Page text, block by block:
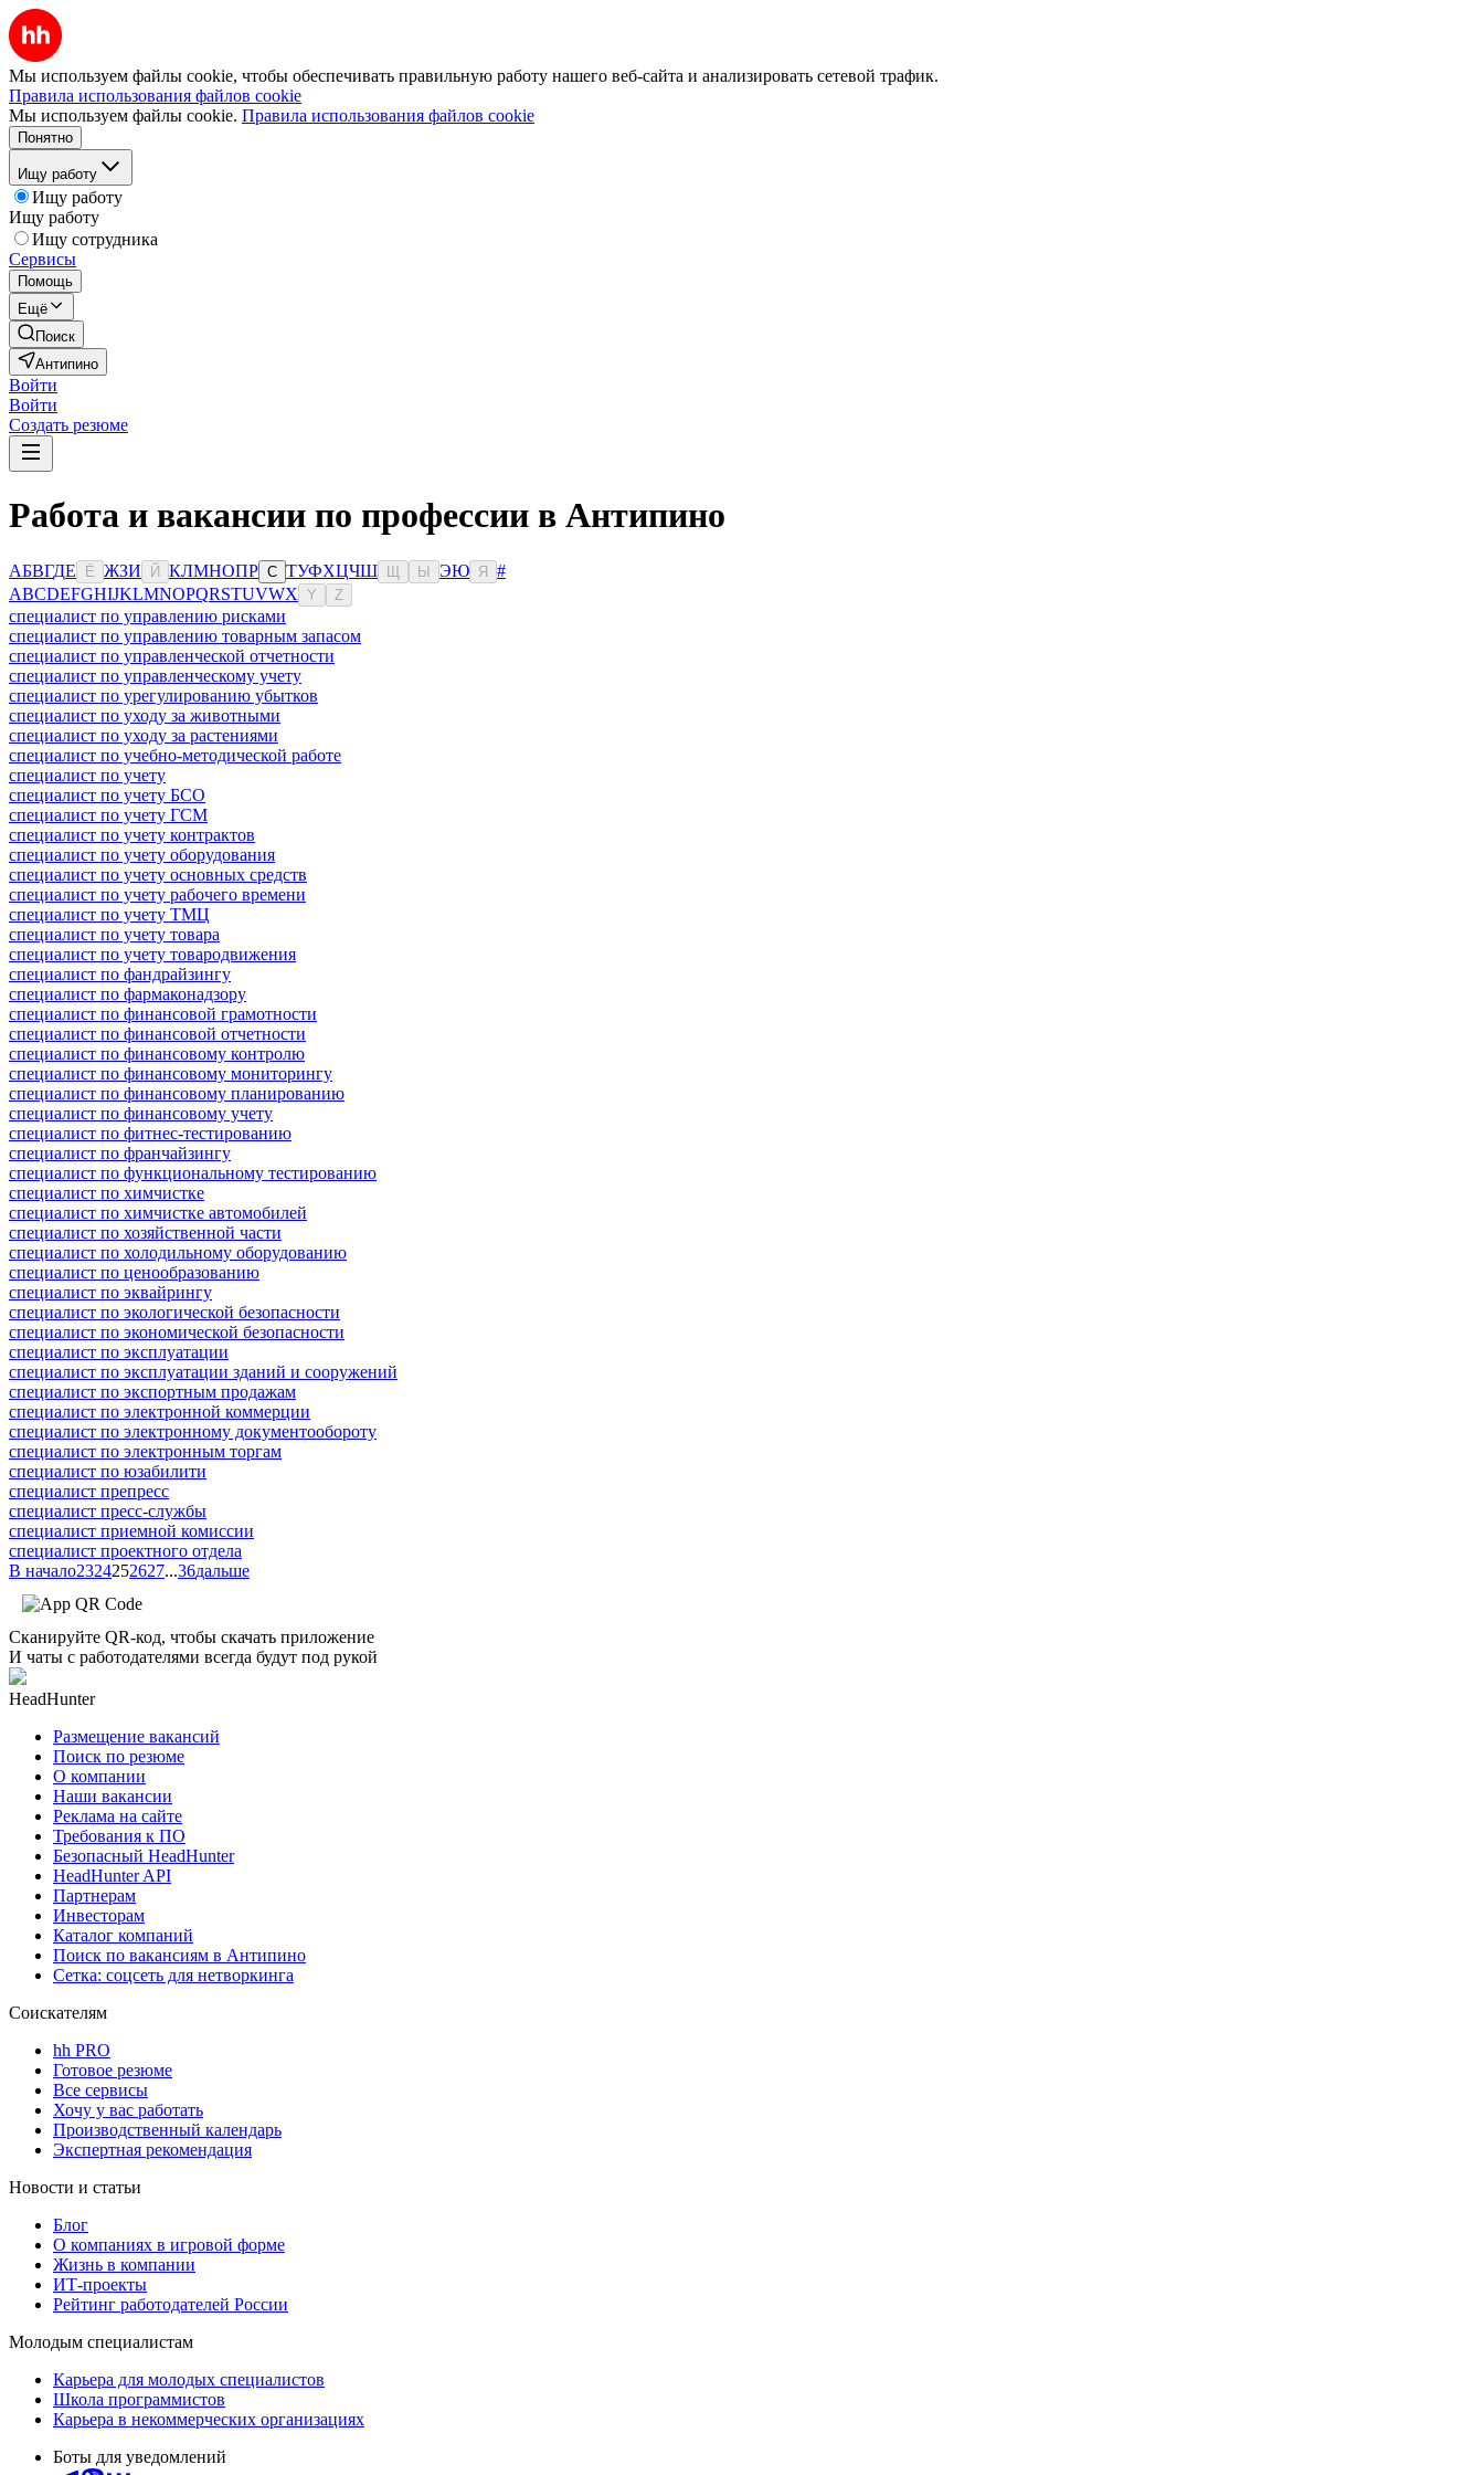
Мы используем файлы cookie, чтобы обеспечивать правильную работу нашего веб-сайта и анализировать сетевой трафик.
Правила использования файлов cookie
Мы используем файлы cookie. Правила использования файлов cookie
Понятно
Ищу работу
Ищу работу
Ищу работу
Ищу сотрудника
Сервисы
Помощь
Ещё
Поиск
Антипино
Войти
Войти
Создать резюме
Работа и вакансии по профессии в Антипино
АБВГДЕ Ё ЖЗИ Й КЛМНОПР С ТУФХЦЧШ Ы ЭЮ Я
#
ABCDEFGHIJKLMNOPQRSTUVWX Y Z
специалист по управлению рисками
специалист по управлению товарным запасом
специалист по управленческой отчетности
специалист по управленческому учету
специалист по урегулированию убытков
специалист по уходу за животными
специалист по уходу за растениями
специалист по учебно-методической работе
специалист по учету
специалист по учету БСО
специалист по учету ГСМ
специалист по учету контрактов
специалист по учету оборудования
специалист по учету основных средств
специалист по учету рабочего времени
специалист по учету ТМЦ
специалист по учету товара
специалист по учету товародвижения
специалист по фандрайзингу
специалист по фармаконадзору
специалист по финансовой грамотности
специалист по финансовой отчетности
специалист по финансовому контролю
специалист по финансовому мониторингу
специалист по финансовому планированию
специалист по финансовому учету
специалист по фитнес-тестированию
специалист по франчайзингу
специалист по функциональному тестированию
специалист по химчистке
специалист по химчистке автомобилей
специалист по хозяйственной части
специалист по холодильному оборудованию
специалист по ценообразованию
специалист по эквайрингу
специалист по экологической безопасности
специалист по экономической безопасности
специалист по эксплуатации
специалист по эксплуатации зданий и сооружений
специалист по экспортным продажам
специалист по электронной коммерции
специалист по электронному документообороту
специалист по электронным торгам
специалист по юзабилити
специалист препресс
специалист пресс-службы
специалист приемной комиссии
специалист проектного отдела
В начало2324252627...36дальше
Сканируйте QR-код, чтобы скачать приложение
И чаты с работодателями всегда будут под рукой
HeadHunter
Размещение вакансий
Поиск по резюме
О компании
Наши вакансии
Реклама на сайте
Требования к ПО
Безопасный HeadHunter
HeadHunter API
Партнерам
Инвесторам
Каталог компаний
Поиск по вакансиям в Антипино
Сетка: соцсеть для нетворкинга
Соискателям
hh PRO
Готовое резюме
Все сервисы
Хочу у вас работать
Производственный календарь
Экспертная рекомендация
Новости и статьи
Блог
О компаниях в игровой форме
Жизнь в компании
ИТ-проекты
Рейтинг работодателей России
Молодым специалистам
Карьера для молодых специалистов
Школа программистов
Карьера в некоммерческих организациях
Боты для уведомлений